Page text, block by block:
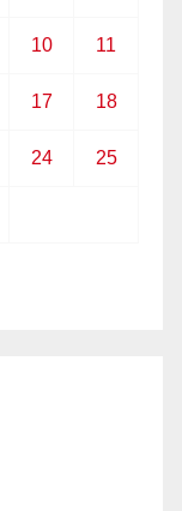
10 11
17 18
24 25